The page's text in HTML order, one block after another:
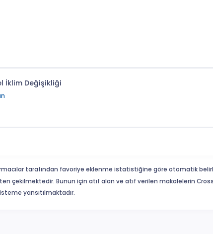
İklim Değişikliği
tarafından favoriye eklenme istatistiğine göre otomatik
çekilmektedir. Bunun için atıf alan ve atıf verilen makalelerin
yansıtılmaktadır.